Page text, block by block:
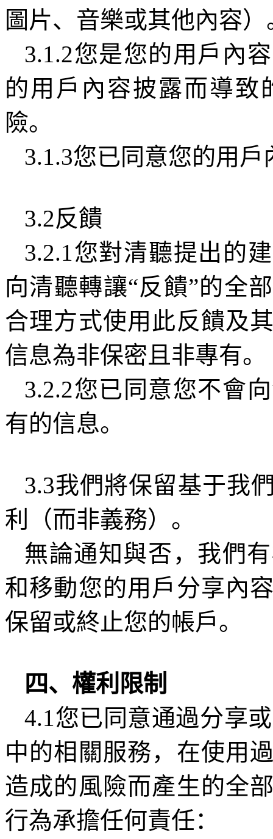
圖片、音樂或其他內容）
3.1.2您是您的用戶內
的用戶內容披露而導致
險。
3.1.3您已同意您的用
3.2反饋
3.2.1您對清聽提出的
向清聽轉讓“反饋”的全
合理方式使用此反饋及
信息為非保密且非專有。
3.2.2您已同意您不會
有的信息。
3.3我們將保留基于我
利（而非義務）。
無論通知與否，我們
和移動您的用戶分享內
保留或終止您的帳戶。
四、權利限制
4.1您已同意通過分享
中的相關服務，在使用
造成的風險而產生的全
行為承擔任何責任：